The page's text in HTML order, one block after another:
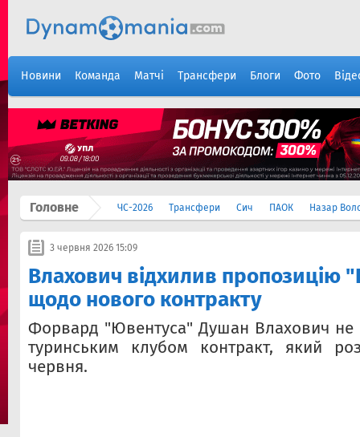
Новини Команда Матчі Трансфери Блоги Фото
Головне ЧС-2026 Трансфери Сич ПАОК Назар
3 червня 2026 15:09
Влахович відхилив пропозицію
щодо нового контракту
Форвард "Ювентуса" Душан Влахович не
туринським клубом контракт, який
червня.